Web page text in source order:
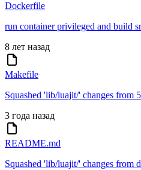
Dockerfile
run container privileged and build
8 лет назад
Makefile
Squashed 'lib/luajit/' changes from
3 года назад
README.md
Squashed 'lib/luajit/' changes from